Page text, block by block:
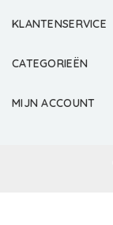
KLANTENSERVICE
CATEGORIEËN
MIJN ACCOUNT